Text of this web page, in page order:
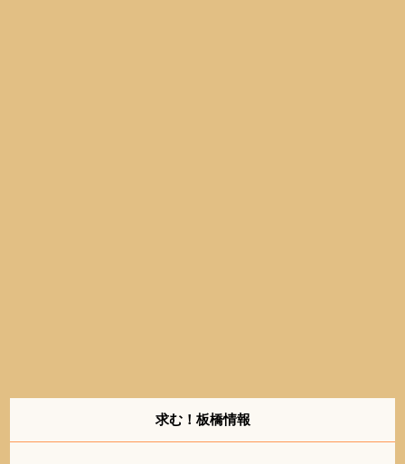
求む！板橋情報